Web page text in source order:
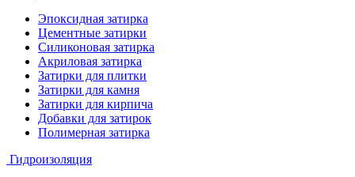
Эпоксидная затирка
Цементные затирки
Силиконовая затирка
Акриловая затирка
Затирки для плитки
Затирки для камня
Затирки для кирпича
Добавки для затирок
Полимерная затирка
Гидроизоляция